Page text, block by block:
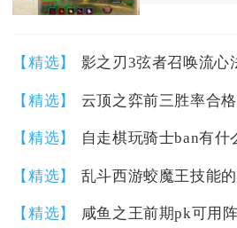
【精选】
【精选】 云顶之弈前三胜率合
【精选】 自走棋玩骑士ban有什
【精选】
【精选】 咸鱼之王前期pk可用